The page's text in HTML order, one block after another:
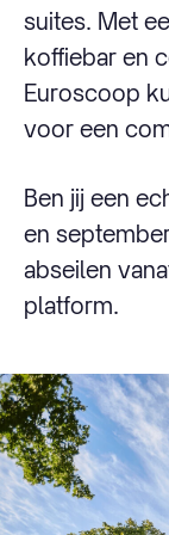
suites. Met
koffiebar en
Euroscoop
voor een
Ben jij een
en
abseilen
platform.